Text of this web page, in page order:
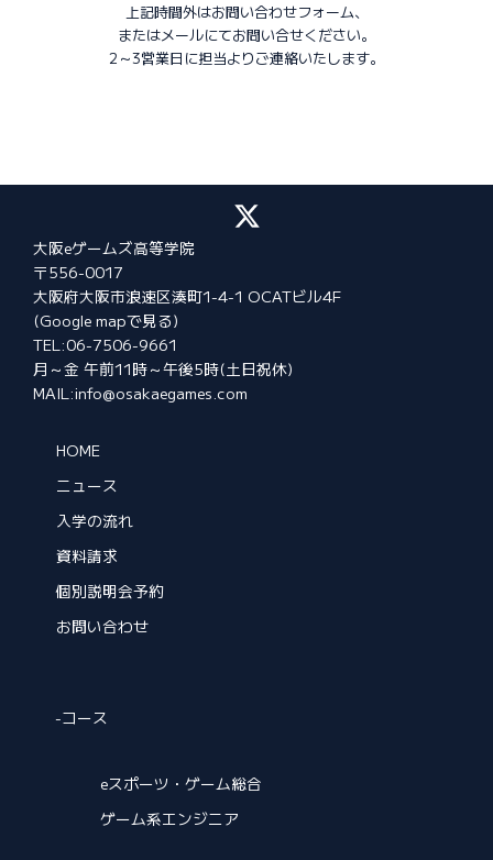
上記時間外はお問い合わせフォーム、
またはメールにてお問い合せください。
2～3営業日に担当よりご連絡いたします。
大阪eゲームズ高等学院
〒556-0017
大阪府大阪市浪速区湊町1-4-1 OCATビル4F
(Google mapで見る)
TEL:06-7506-9661
月～金 午前11時～午後5時(土日祝休)
MAIL:info@osakaegames.com
HOME
ニュース
入学の流れ
資料請求
個別説明会予約
お問い合わせ
-コース
eスポーツ・ゲーム総合
ゲーム系エンジニア